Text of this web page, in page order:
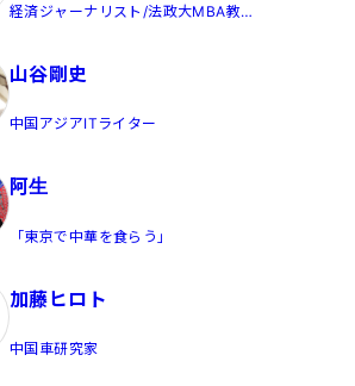
経済ジャーナリスト/法政大MBA教
山谷剛史
中国アジアITライター
阿生
「東京で中華を食らう」
加藤ヒロト
中国車研究家